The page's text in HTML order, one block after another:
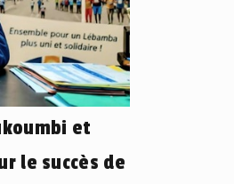
et
le succès de